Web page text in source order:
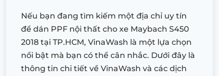
Nếu bạn đang tìm kiếm một địa chỉ uy tín
để dán PPF nội thất cho xe Maybach S450
2018 tại TP.HCM, VinaWash là một lựa chọn
nổi bật mà bạn có thể cân nhắc. Dưới đây là
thông tin chi tiết về VinaWash và các dịch